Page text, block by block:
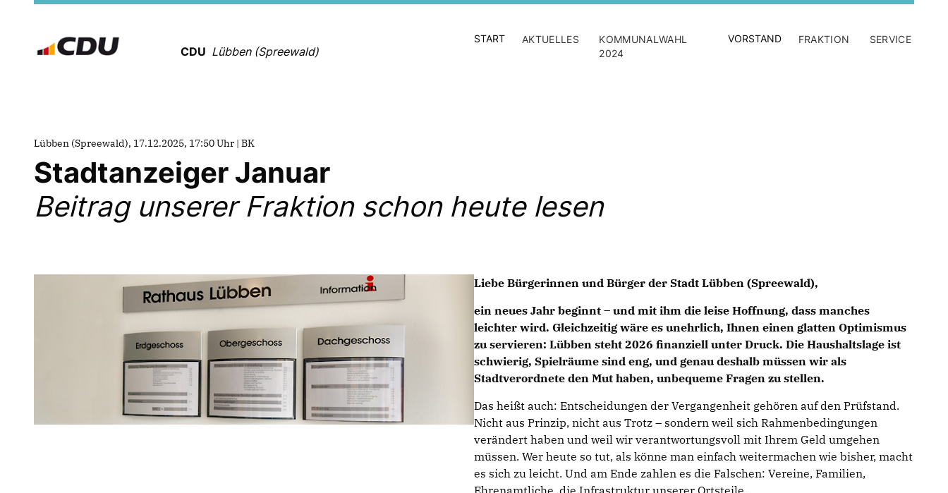
CDU Lübben (Spreewald)
START AKTUELLES
KOMMUNALWAHL
2024
VORSTAND FRAKTION SERVICE
Lübben (Spreewald), 17.12.2025, 17:50 Uhr | BK
Stadtanzeiger Januar
Beitrag unserer Fraktion schon heute lesen
Liebe Bürgerinnen und Bürger der Stadt Lübben (Spreewald),
ein neues Jahr beginnt – und mit ihm die leise Hoffnung, dass manches
leichter wird. Gleichzeitig wäre es unehrlich, Ihnen einen glatten Optimismus
zu servieren: Lübben steht 2026 finanziell unter Druck. Die Haushaltslage ist
schwierig, Spielräume sind eng, und genau deshalb müssen wir als
Stadtverordnete den Mut haben, unbequeme Fragen zu stellen.
Das heißt auch: Entscheidungen der Vergangenheit gehören auf den Prüfstand.
Nicht aus Prinzip, nicht aus Trotz – sondern weil sich Rahmenbedingungen
verändert haben und weil wir verantwortungsvoll mit Ihrem Geld umgehen
müssen. Wer heute so tut, als könne man einfach weitermachen wie bisher, macht
es sich zu leicht. Und am Ende zahlen es die Falschen: Vereine, Familien,
Ehrenamtliche, die Infrastruktur unserer Ortsteile.